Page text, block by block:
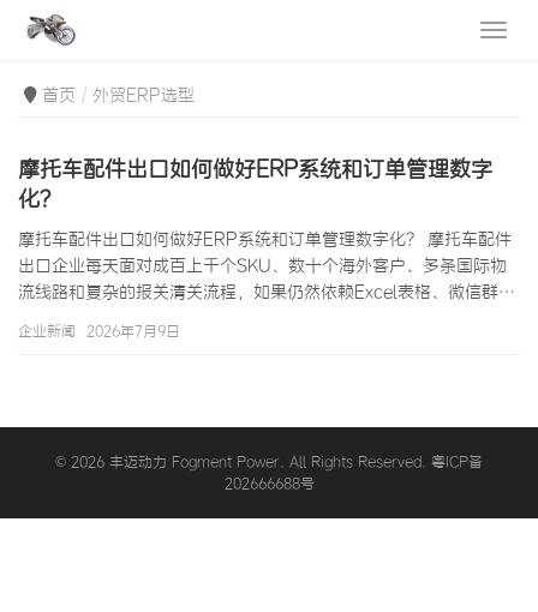
首页 外贸ERP选型
摩托车配件出口如何做好ERP系统和订单管理数字
化？
摩托车配件出口如何做好ERP系统和订单管理数字化？ 摩托车配件
出口企业每天面对成百上千个SKU、数十个海外客户、多条国际物
流线路和复杂的报关清关流程，如果仍然依赖Excel表格、微信群和
托车配件出口的数字化管理升级，核心就是引入和实施ERP（企业
托车配件出口企业来说，ERP系统不仅是一个软件工具，更是企业
管理能力升级和规模化…
企业新闻 2026年7月9日
© 2026 丰迈动力 Fogment Power. All Rights Reserved. 粤ICP备
202666688号